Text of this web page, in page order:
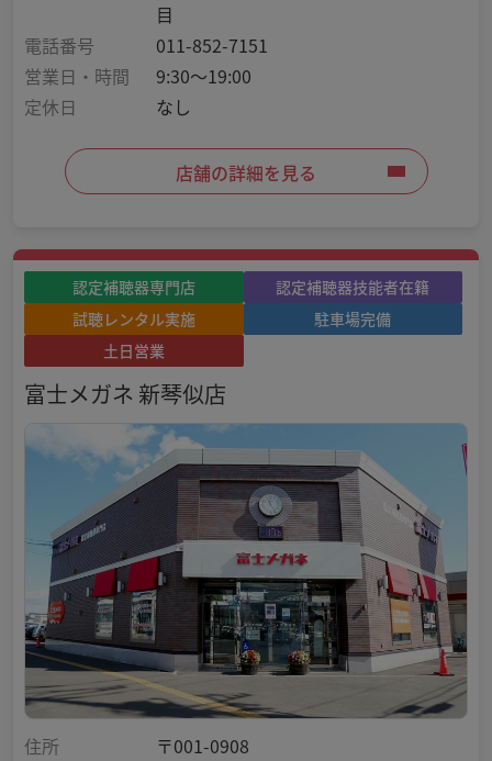
目
電話番号
011-852-7151
営業日・時間
9:30～19:00
定休日
なし
店舗の詳細を見る
認定補聴器専門店
認定補聴器技能者在籍
試聴レンタル実施
駐車場完備
土日営業
富士メガネ 新琴似店
住所
〒001-0908